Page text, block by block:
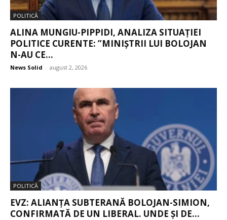
POLITICĂ
ALINA MUNGIU-PIPPIDI, ANALIZA SITUAȚIEI
POLITICE CURENTE: ”MINIȘTRII LUI BOLOJAN
N-AU CE...
News Solid - august 2, 2026
POLITICĂ
EVZ: ALIANȚA SUBTERANĂ BOLOJAN-SIMION,
CONFIRMATĂ DE UN LIBERAL. UNDE ȘI DE...